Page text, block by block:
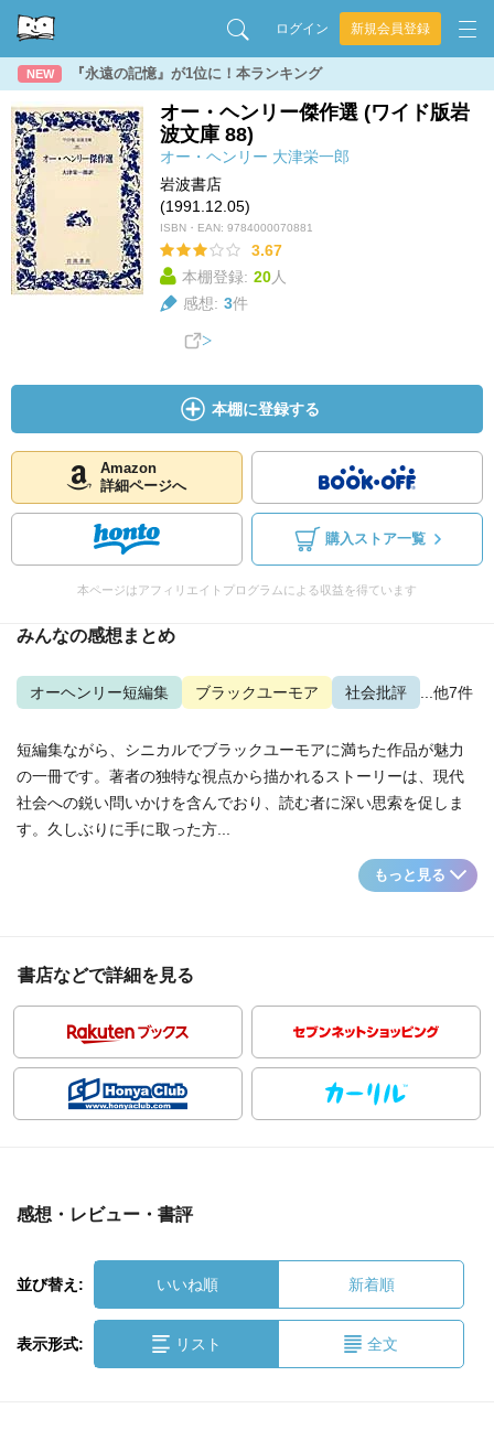
ログイン 新規会員登録
NEW 『永遠の記憶』が1位に！本ランキング
オー・ヘンリー傑作選 (ワイド版岩
波文庫 88)
オー・ヘンリー 大津栄一郎
岩波書店
(1991.12.05)
ISBN・EAN: 9784000070881
3.67
本棚登録: 20人
感想: 3件
本棚に登録する
Amazon
詳細ページへ
購入ストア一覧
本ページはアフィリエイトプログラムによる収益を得ています
みんなの感想まとめ
オーヘンリー短編集 ブラックユーモア 社会批評 ...他7件
短編集ながら、シニカルでブラックユーモアに満ちた作品が魅力
の一冊です。著者の独特な視点から描かれるストーリーは、現代
社会への鋭い問いかけを含んでおり、読む者に深い思索を促しま
す。久しぶりに手に取った方...
もっと見る
書店などで詳細を見る
感想・レビュー・書評
並び替え: いいね順 新着順
表示形式: リスト 全文